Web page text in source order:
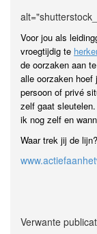
Voor jou als
vroegtijdig te
de oorzaken aan
alle oorzaken
persoon of privé
zelf gaat
ik nog zelf en
Waar trek jij de
Verwante